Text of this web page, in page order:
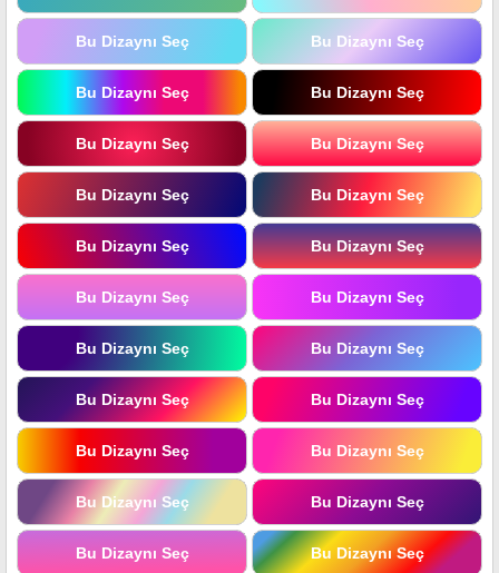
Bu Dizaynı Seç Bu Dizaynı Seç
Bu Dizaynı Seç Bu Dizaynı Seç
Bu Dizaynı Seç Bu Dizaynı Seç
Bu Dizaynı Seç Bu Dizaynı Seç
Bu Dizaynı Seç Bu Dizaynı Seç
Bu Dizaynı Seç Bu Dizaynı Seç
Bu Dizaynı Seç Bu Dizaynı Seç
Bu Dizaynı Seç Bu Dizaynı Seç
Bu Dizaynı Seç Bu Dizaynı Seç
Bu Dizaynı Seç Bu Dizaynı Seç
Bu Dizaynı Seç Bu Dizaynı Seç